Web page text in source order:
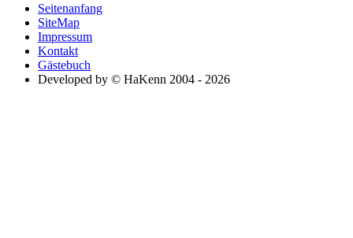
Seitenanfang
SiteMap
Impressum
Kontakt
Gästebuch
Developed by © HaKenn 2004 - 2026